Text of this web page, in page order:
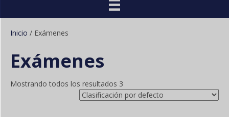
Inicio / Exámenes
Exámenes
Mostrando todos los resultados 3